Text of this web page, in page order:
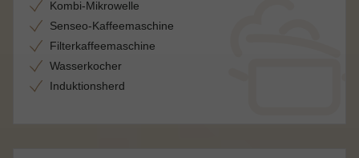
Kombi-Mikrowelle
Senseo-Kaffeemaschine
Filterkaffeemaschine
Wasserkocher
Induktionsherd